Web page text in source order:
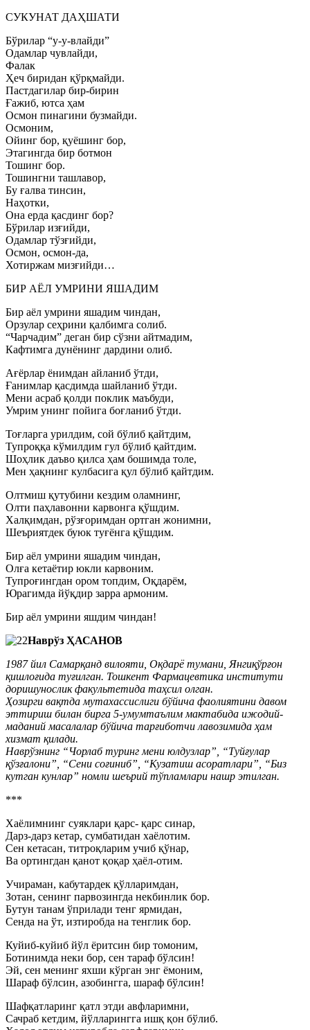
СУКУНАТ ДАҲШАТИ
Бўрилар “у-у-влайди”
Одамлар чувлайди,
Фалак
Ҳеч биридан қўрқмайди.
Пастдагилар бир-бирин
Ғажиб, ютса ҳам
Осмон пинагини бузмайди.
Осмоним,
Ойинг бор, қуёшинг бор,
Этагингда бир ботмон
Тошинг бор.
Тошингни ташлавор,
Бу ғалва тинсин,
Наҳотки,
Она ерда қасдинг бор?
Бўрилар изғийди,
Одамлар тўзғийди,
Осмон, осмон-да,
Хотиржам мизғийди…
БИР АЁЛ УМРИНИ ЯШАДИМ
Бир аёл умрини яшадим чиндан,
Орзулар сеҳрини қалбимга солиб.
“Чарчадим” деган бир сўзни айтмадим,
Кафтимга дунёнинг дардини олиб.
Ағёрлар ёнимдан айланиб ўтди,
Ғанимлар қасдимда шайланиб ўтди.
Мени асраб қолди поклик маъбуди,
Умрим унинг пойига боғланиб ўтди.
Тоғларга урилдим, сой бўлиб қайтдим,
Тупроққа кўмилдим гул бўлиб қайтдим.
Шоҳлик даъво қилса ҳам бошимда толе,
Мен ҳақнинг кулбасига қул бўлиб қайтдим.
Олтмиш қутубини кездим оламнинг,
Олти паҳлавонни карвонга қўшдим.
Халқимдан, рўзғоримдан ортган жонимни,
Шеъриятдек буюк туғёнга қўшдим.
Бир аёл умрини яшадим чиндан,
Олға кетаётир юкли карвоним.
Тупроғингдан ором топдим, Оқдарём,
Юрагимда йўқдир зарра армоним.
Бир аёл умрини яшдим чиндан!
Наврўз ҲАСАНОВ
1987 йил Самарқанд вилояти, Оқдарё тумани, Янгиқўрғон
қишлоғида туғилган. Тошкент Фармацевтика институти
доришунослик факультетида таҳсил олган.
Ҳозирги вақтда мутахассислиги бўйича фаолиятини давом
эттириш билан бирга 5-умумтаълим мактабида ижодий-
маданий масалалар бўйича тарғиботчи лавозимида ҳам
хизмат қилади.
Наврўзнинг “Чорлаб туринг мени юлдузлар”, “Туйғулар
қўзғалони”, “Сени соғиниб”, “Кузатиш асоратлари”, “Биз
кутган кунлар” номли шеърий тўпламлари нашр этилган.
***
Хаёлимнинг суяклари қарс- қарс синар,
Дарз-дарз кетар, сумбатидан хаёлотим.
Сен кетасан, титроқларим учиб қўнар,
Ва ортингдан қанот қоқар ҳаёл-отим.
Учираман, кабутардек қўлларимдан,
Зотан, сенинг парвозингда некбинлик бор.
Бутун танам ўприлади тенг ярмидан,
Сенда на ўт, изтиробда на тенглик бор.
Куйиб-куйиб йўл ёритсин бир томоним,
Ботинимда неки бор, сен тараф бўлсин!
Эй, сен менинг яхши кўрган энг ёмоним,
Шараф бўлсин, азобингга, шараф бўлсин!
Шафқатларинг қатл этди авфларимни,
Сачраб кетдим, йўлларингга ишқ қон бўлиб.